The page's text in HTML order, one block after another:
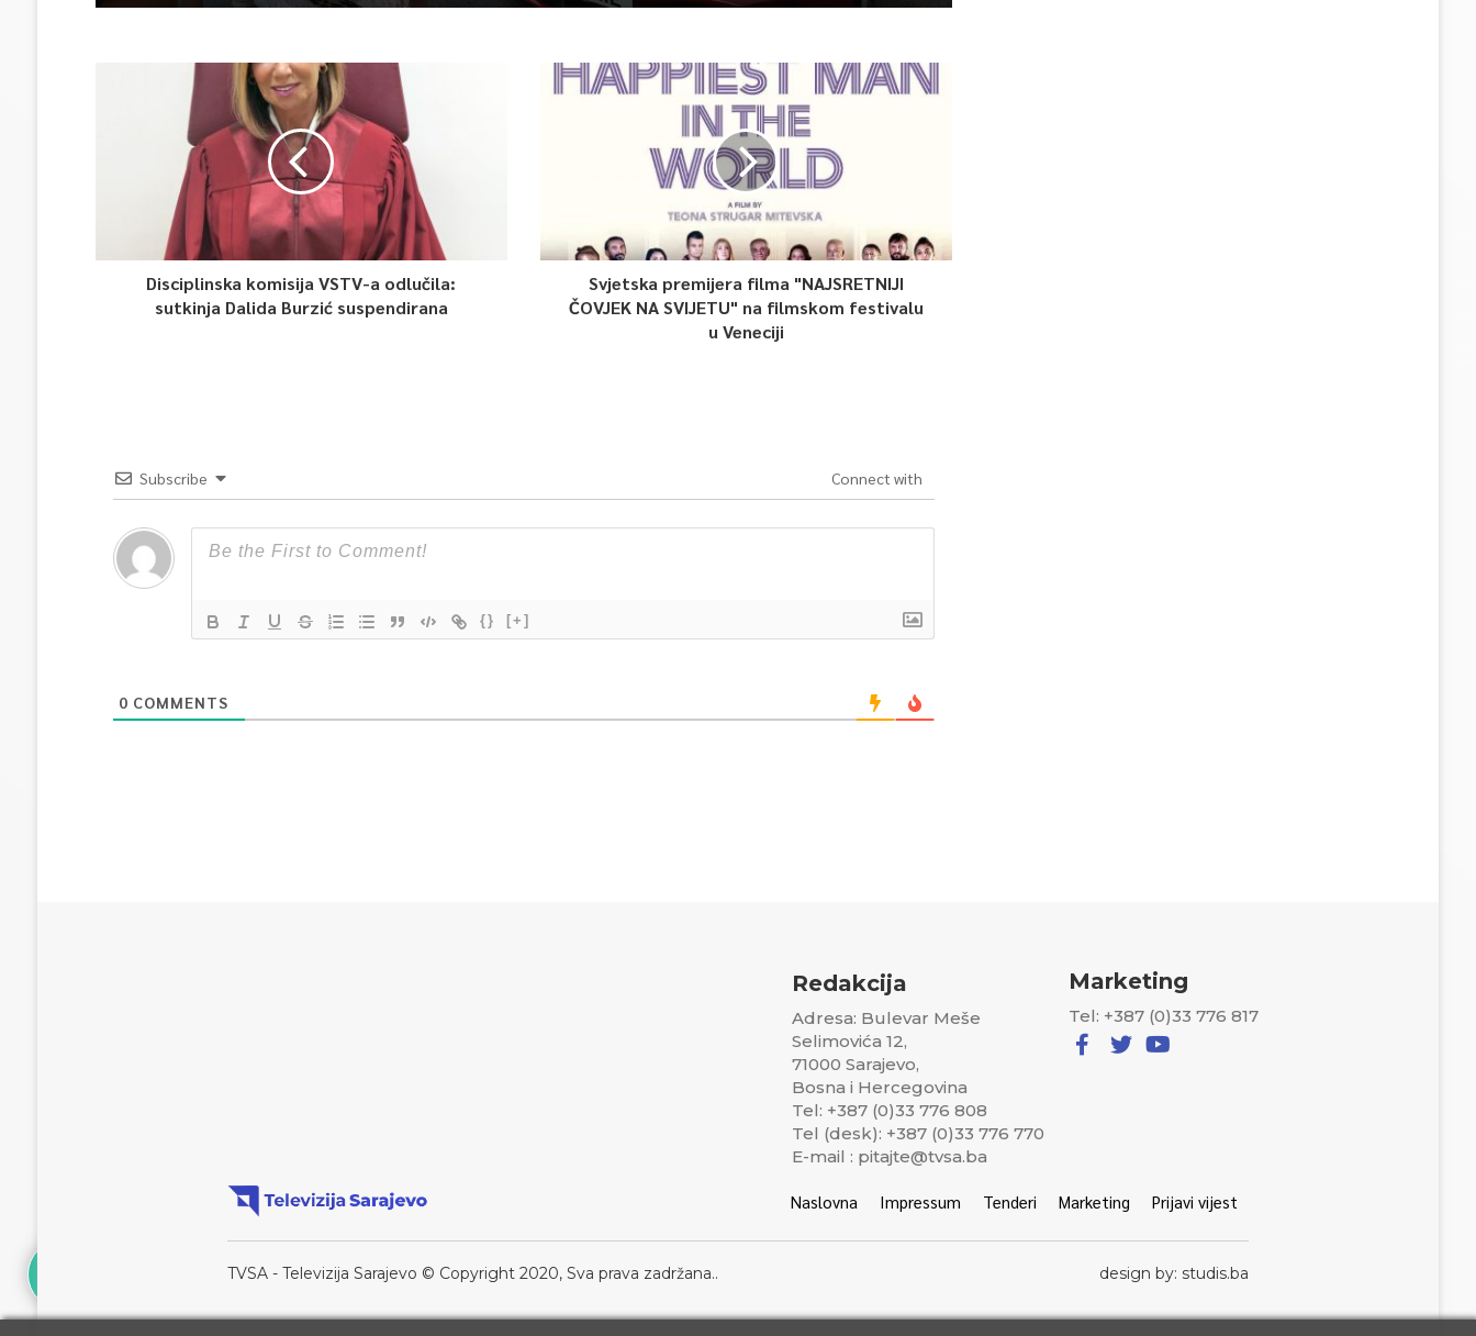
Disciplinska komisija VSTV-a odlučila:
sutkinja Dalida Burzić suspendirana
Svjetska premijera filma "NAJSRETNIJI
ČOVJEK NA SVIJETU" na filmskom festivalu
u Veneciji
Subscribe Connect with
{} [+]
0 COMMENTS
Redakcija
Adresa: Bulevar Meše
Selimovića 12,
71000 Sarajevo,
Bosna i Hercegovina
Tel: +387 (0)33 776 808
Tel (desk): +387 (0)33 776 770
E-mail : pitajte@tvsa.ba
Marketing
Tel: +387 (0)33 776 817
Naslovna Impressum Tenderi Marketing Prijavi vijest
TVSA - Televizija Sarajevo © Copyright 2020, Sva prava zadržana.. design by: studis.ba